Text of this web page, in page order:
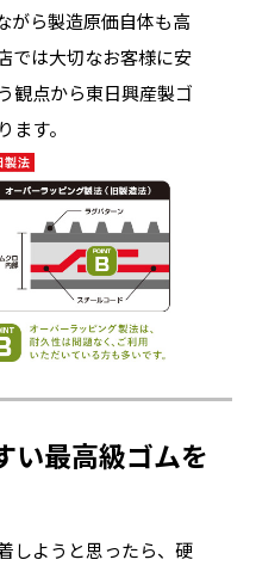
がら製造原価自体も高
では大切なお客様に安
観点から東日興産製ゴ
す。
い最高級ゴムを
しようと思ったら、硬